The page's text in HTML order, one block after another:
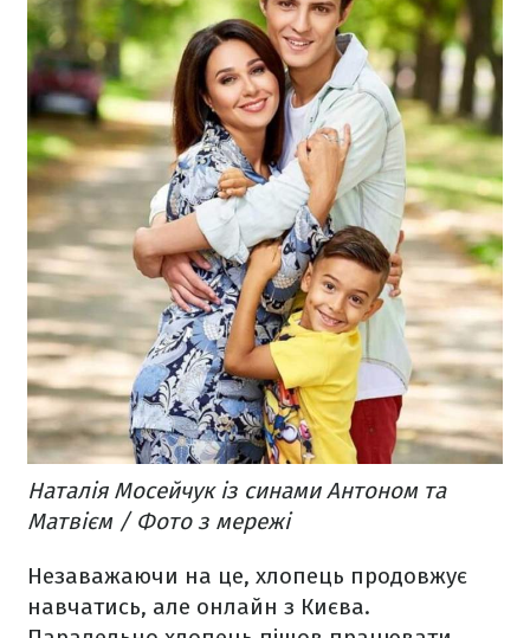
Наталія Мосейчук із синами Антоном та
Матвієм / Фото з мережі
Незаважаючи на це, хлопець продовжує
навчатись, але онлайн з Києва.